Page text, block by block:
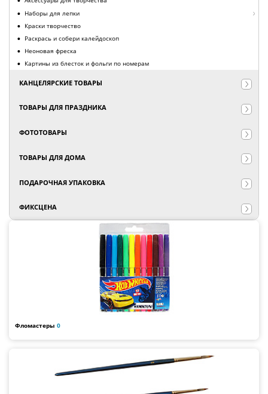
Наборы для лепки
Краски творчество
Раскрась и собери калейдоскоп
Неоновая фреска
Картины из блесток и фольги по номерам
КАНЦЕЛЯРСКИЕ ТОВАРЫ
ТОВАРЫ ДЛЯ ПРАЗДНИКА
ФОТОТОВАРЫ
ТОВАРЫ ДЛЯ ДОМА
ПОДАРОЧНАЯ УПАКОВКА
ФИКСЦЕНА
Фломастеры0